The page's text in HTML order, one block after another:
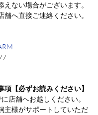
えない場合がございます。
へ直接ご連絡ください。
項【必ずお読みください】
店舗へお越しください。
主様がサポートしていただ